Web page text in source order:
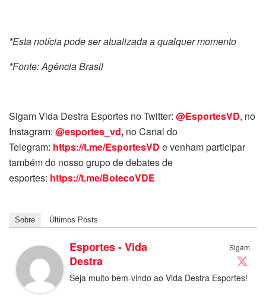
*Esta notícia pode ser atualizada a qualquer momento
*Fonte: Agência Brasil
Sigam Vida Destra Esportes no Twitter: @EsportesVD, no
Instagram: @esportes_vd, no Canal do
Telegram: https://t.me/EsportesVD e venham participar
também do nosso grupo de debates de
esportes: https://t.me/BotecoVDE
Sobre Últimos Posts
Sigam
Esportes - Vida
Destra
Seja muito bem-vindo ao Vida Destra Esportes!